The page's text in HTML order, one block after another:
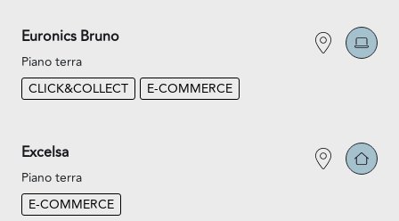
Euronics Bruno
Piano terra
CLICK&COLLECT
E-COMMERCE
Excelsa
Piano terra
E-COMMERCE